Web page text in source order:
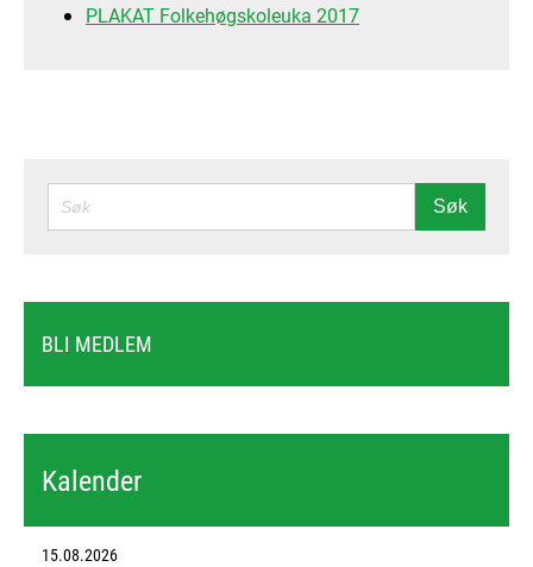
PLAKAT Folkehøgskoleuka 2017
SØK Søk
BLI MEDLEM
Kalender
15.08.2026